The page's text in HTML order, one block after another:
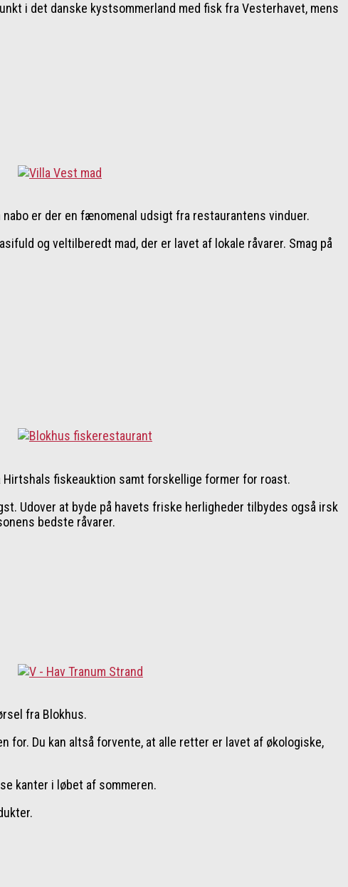
i det danske kystsommerland med fisk fra Vesterhavet, mens
er der en fænomenal udsigt fra restaurantens vinduer.
og veltilberedt mad, der er lavet af lokale råvarer. Smag på
Hirtshals fiskeauktion samt forskellige former for roast.
Udover at byde på havets friske herligheder tilbydes også irsk
bedste råvarer.
fra Blokhus.
for. Du kan altså forvente, at alle retter er lavet af økologiske,
kanter i løbet af sommeren.